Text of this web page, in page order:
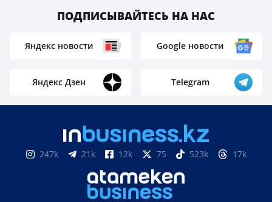
ПОДПИСЫВАЙТЕСЬ НА НАС
Яндекс новости Google новости
Яндекс Дзен Telegram
247k 21k 12k 75 523k 17k